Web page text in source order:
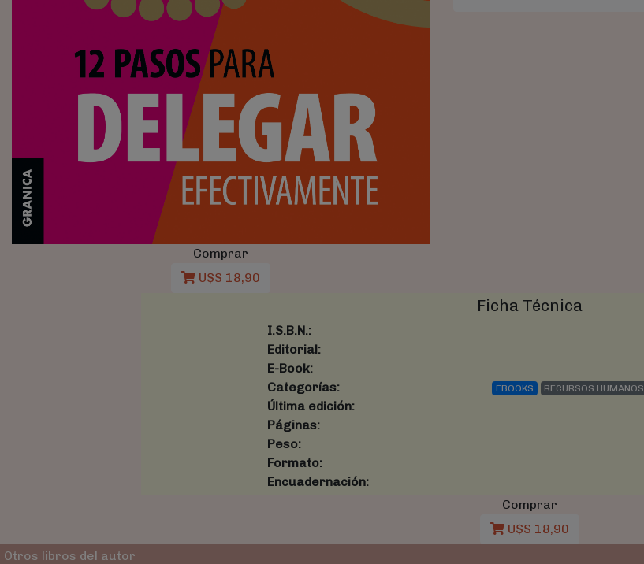
Comprar
U$S 18,90
Ficha Técnica
I.S.B.N.:
Editorial:
E-Book:
Categorías:
EBOOKS RECURSOS HUMANOS
Última edición:
Páginas:
Peso:
Formato:
Encuadernación:
Comprar
U$S 18,90
Otros libros del autor